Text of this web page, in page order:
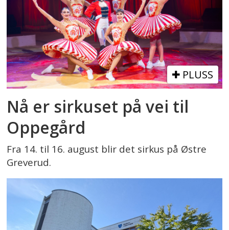
PLUSS
Nå er sirkuset på vei til
Oppegård
Fra 14. til 16. august blir det sirkus på Østre
Greverud.